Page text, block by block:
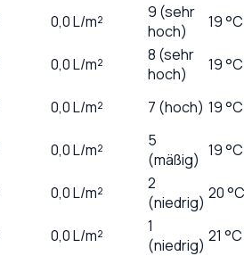
0,0L/m²
9 (sehr
hoch)
19 °C
0,0L/m²
8 (sehr
hoch)
19 °C
0,0L/m² 7 (hoch) 19 °C
0,0L/m²
5
(mäßig) 19 °C
0,0L/m²
2
(niedrig) 20 °C
0,0L/m²
1
(niedrig) 21 °C